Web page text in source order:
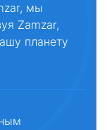
мы
Zamzar,
планету